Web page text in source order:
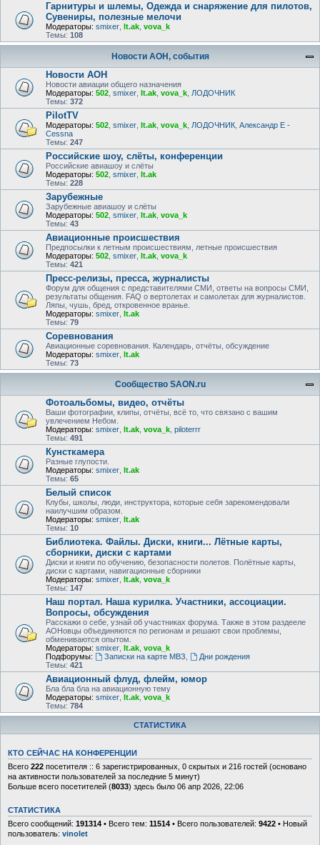
Гарнитуры и шлемы, Одежда и снаряжение для пилотов,
Сувениры, полезные мелочи
Модераторы: smixer lt.ak vova_k
Темы: 108
Новости АОН, события
Новости АОН
Новости авиации общего назначения
Модераторы: 502 smixer lt.ak vova_k ЛОДОЧНИК
Темы: 372
PilotTV
Модераторы: 502 smixer lt.ak vova_k ЛОДОЧНИК Александр E -
Cessna
Темы: 247
Российские шоу, слёты, конференции
Российские авиашоу и слёты
Модераторы: 502 smixer lt.ak
Темы: 228
Зарубежные
Зарубежные авиашоу и слёты
Модераторы: 502 smixer lt.ak vova_k
Темы: 43
Авиационные происшествия
Предпосылки к летным происшествиям, летные происшествия
Модераторы: 502 smixer lt.ak vova_k
Темы: 421
Пресс-релизы, пресса, журналисты
Форум для общения с представителями СМИ, ответы на вопросы СМИ,
результаты общения. FAQ о вертолетах и самолетах для журналистов.
Ляпы, чушь, бред, откровенное вранье.
Модераторы: smixer lt.ak
Темы: 79
Соревнования
Авиационные соревнования. Календарь, отчёты, обсуждение
Модераторы: smixer lt.ak
Темы: 73
Сообщество SAON.ru
Фотоальбомы, видео, отчёты
Ваши фотографии, клипы, отчёты, всё то, что связано с вашим
увлечением Небом.
Модераторы: smixer lt.ak vova_k piloterrr
Темы: 491
Кунсткамера
Разные глупости.
Модераторы: smixer lt.ak
Темы: 65
Белый список
Клубы, школы, люди, инструктора, которые себя зарекомендовали
наилучшим образом.
Модераторы: smixer lt.ak
Темы: 10
Библиотека. Файлы. Диски, книги... Лётные карты,
сборники, диски с картами
Диски и книги по обучению, безопасности полетов. Полётные карты,
диски с картами, навигационные сборники
Модераторы: smixer lt.ak vova_k
Темы: 147
Наш портал. Наша курилка. Участники, ассоциации.
Вопросы, обсуждения
Расскажи о себе, узнай об участниках форума. Также в этом раздееле
АОНовцы объединяются по регионам и решают свои проблемы,
обмениваются опытом.
Модераторы: smixer lt.ak vova_k
Подфорумы:
Записки на карте МВЗ
Дни рождения
Темы: 421
Авиационный флуд, флейм, юмор
Бла бла бла на авиационную тему
Модераторы: smixer lt.ak vova_k
Темы: 784
СТАТИСТИКА
КТО СЕЙЧАС НА КОНФЕРЕНЦИИ
Всего 222 посетителя :: 6 зарегистрированных, 0 скрытых и 216 гостей (основано
на активности пользователей за последние 5 минут)
Больше всего посетителей (8033) здесь было 06 апр 2026, 22:06
СТАТИСТИКА
Всего сообщений: 191314 • Всего тем: 11514 • Всего пользователей: 9422 • Новый
пользователь: vinolet